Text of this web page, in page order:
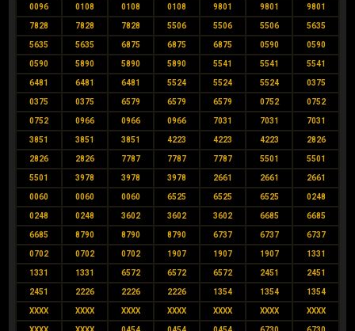
0096 0108 0108 0108 9801 9801 9801
7828 7828 7828 5506 5506 5506 5635
5635 5635 6875 6875 6875 0590 0590
0590 5890 5890 5890 5541 5541 5541
6481 6481 6481 5524 5524 5524 0375
0375 0375 6579 6579 6579 0752 0752
0752 0966 0966 0966 7031 7031 7031
3851 3851 3851 4223 4223 4223 2826
2826 2826 7787 7787 7787 5501 5501
5501 3978 3978 3978 2661 2661 2661
0060 0060 0060 6525 6525 6525 0248
0248 0248 3602 3602 3602 6685 6685
6685 8790 8790 8790 6737 6737 6737
0702 0702 0702 1907 1907 1907 1331
1331 1331 6572 6572 6572 2451 2451
2451 2226 2226 2226 1354 1354 1354
XXXX XXXX XXXX XXXX XXXX XXXX XXXX